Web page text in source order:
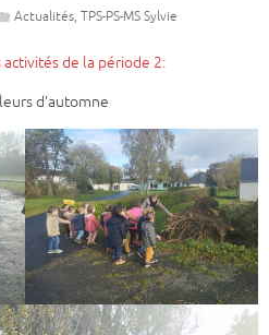
Actualités, TPS-PS-MS Sylvie
de la période 2:
d’automne